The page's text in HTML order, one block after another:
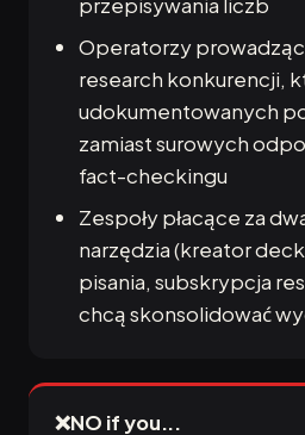
Operatorzy
research konkurencji,
udokumentowanych
zamiast surowych
fact-checkingu
Zespoły płacące za
narzędzia (kreator
pisania, subskrypcja
chcą skonsolidować
❌NO if you...